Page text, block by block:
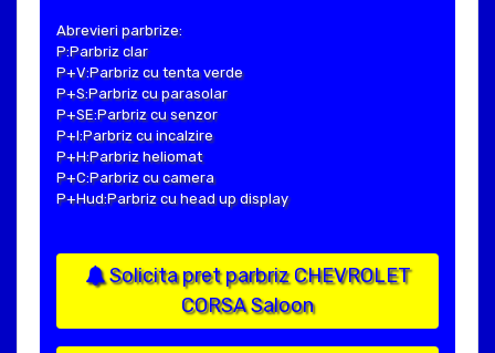
Abrevieri parbrize:
P:Parbriz clar
P+V:Parbriz cu tenta verde
P+S:Parbriz cu parasolar
P+SE:Parbriz cu senzor
P+I:Parbriz cu incalzire
P+H:Parbriz heliomat
P+C:Parbriz cu camera
P+Hud:Parbriz cu head up display
Solicita pret parbriz CHEVROLET
CORSA Saloon